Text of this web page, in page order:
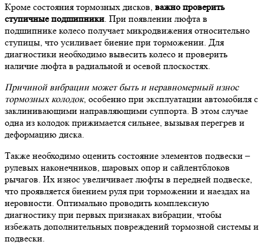
Кроме состояния тормозных дисков, важно проверить
ступичные подшипники. При появлении люфта в
подшипнике колесо получает микродвижения относительно
ступицы, что усиливает биение при торможении. Для
диагностики необходимо вывесить колесо и проверить
наличие люфта в радиальной и осевой плоскостях.
Причиной вибрации может быть и неравномерный износ
тормозных колодок, особенно при эксплуатации автомобиля с
заклинивающими направляющими суппорта. В этом случае
одна из колодок прижимается сильнее, вызывая перегрев и
деформацию диска.
Также необходимо оценить состояние элементов подвески –
рулевых наконечников, шаровых опор и сайлентблоков
рычагов. Их износ увеличивает люфты в передней подвеске,
что проявляется биением руля при торможении и наездах на
неровности. Оптимально проводить комплексную
диагностику при первых признаках вибрации, чтобы
избежать дополнительных повреждений тормозной системы и
подвески.